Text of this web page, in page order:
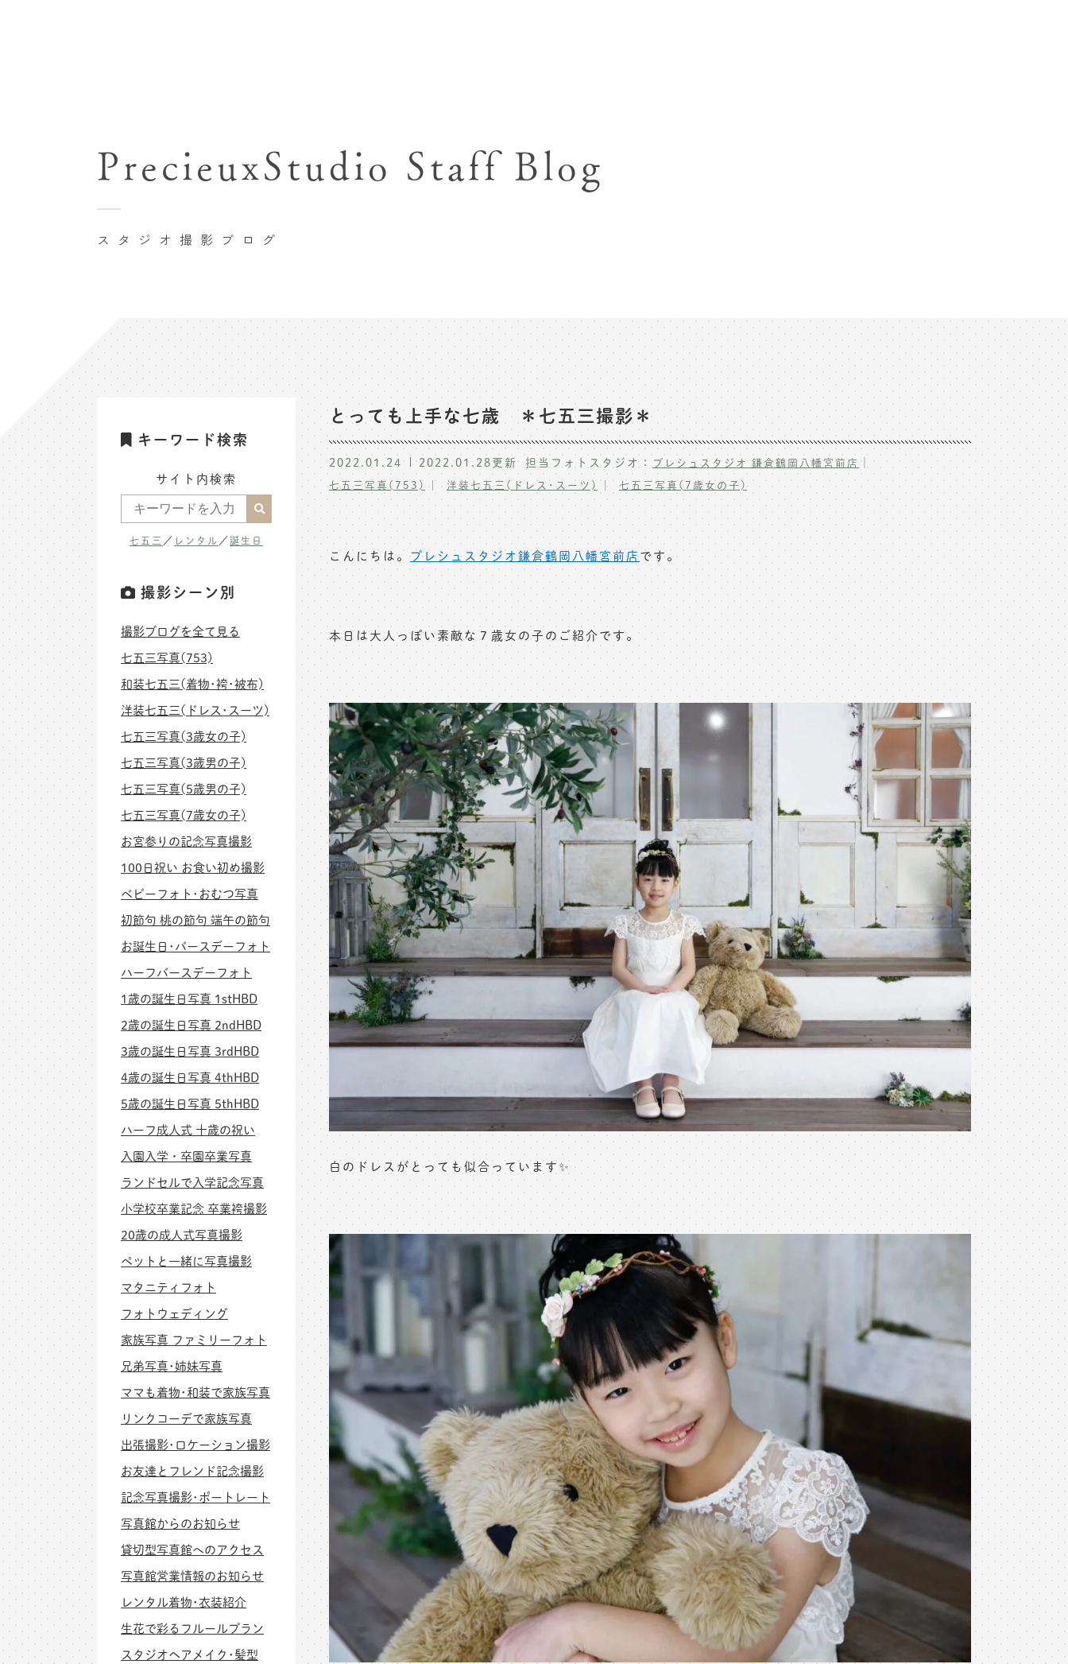
卒業袴･卒業写真撮影
入園入学･卒園卒業記念撮影
ハーフ成人式･10歳の祝い記念撮影
マタニティフォト撮影
自由が丘店
八王子店
横浜港北店 et Fleur
スタジオ撮影ブログ
PrecieuxStudio Staff Blog
とっても上手な七歳 ＊七五三撮影＊
2022.01.24 2022.01.28更新 担当フォトスタジオ： プレシュスタジオ 鎌倉鶴岡八幡宮前店 ｜
七五三写真(753) 洋装七五三(ドレス･スーツ) 七五三写真(7歳女の子)
こんにちは。 プレシュスタジオ鎌倉鶴岡八幡宮前店です。
本日は大人っぽい素敵な７歳女の子のご紹介です。
白のドレスがとっても似合っています✨
キーワード検索
サイト内検索
七五三 ／ レンタル ／誕生日
撮影シーン別
撮影ブログを全て見る
七五三写真(753)
和装七五三(着物･袴･被布)
洋装七五三(ドレス･スーツ)
七五三写真(3歳女の子)
七五三写真(3歳男の子)
七五三写真(5歳男の子)
七五三写真(7歳女の子)
お宮参りの記念写真撮影
100日祝い お食い初め撮影
ベビーフォト･おむつ写真
初節句 桃の節句 端午の節句
お誕生日･バースデーフォト
ハーフバースデーフォト
1歳の誕生日写真 1stHBD
2歳の誕生日写真 2ndHBD
3歳の誕生日写真 3rdHBD
4歳の誕生日写真 4thHBD
5歳の誕生日写真 5thHBD
ハーフ成人式 十歳の祝い
入園入学・卒園卒業写真
ランドセルで入学記念写真
小学校卒業記念 卒業袴撮影
20歳の成人式写真撮影
ペットと一緒に写真撮影
マタニティフォト
フォトウェディング
家族写真 ファミリーフォト
兄弟写真･姉妹写真
ママも着物･和装で家族写真
リンクコーデで家族写真
出張撮影･ロケーション撮影
お友達とフレンド記念撮影
記念写真撮影･ポートレート
写真館からのお知らせ
貸切型写真館へのアクセス
写真館営業情報のお知らせ
レンタル着物･衣装紹介
生花で彩るフルールプラン
スタジオヘアメイク･髪型